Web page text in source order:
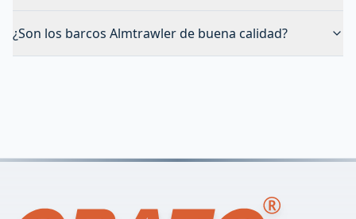
¿Son los barcos Almtrawler de buena calidad?